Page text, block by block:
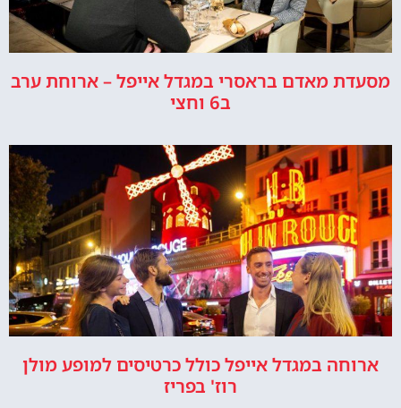
מסעדת מאדם בראסרי במגדל אייפל – ארוחת ערב
ב6 וחצי
ארוחה במגדל אייפל כולל כרטיסים למופע מולן
רוז' בפריז